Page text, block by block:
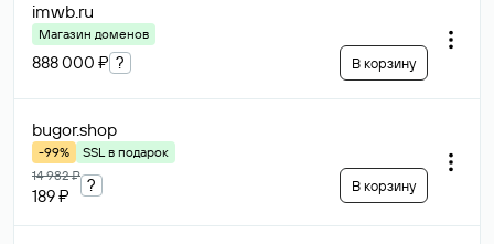
imwb.ru
Магазин доменов
888 000 ₽ ? В корзину
bugor.shop
-99%
SSL в подарок
14 982 ₽
189 ₽
? В корзину